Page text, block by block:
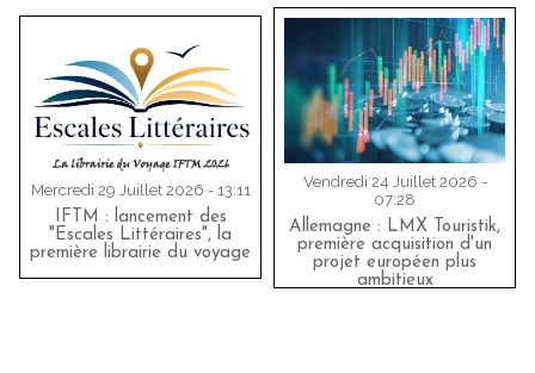
Mercredi 29 Juillet 2026 - 13:11
IFTM : lancement des
"Escales Littéraires", la
première librairie du voyage
Vendredi 24 Juillet 2026 -
07:28
Allemagne : LMX Touristik,
première acquisition d'un
projet européen plus
ambitieux